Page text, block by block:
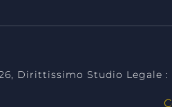
Dirittissimo Studio Legale :